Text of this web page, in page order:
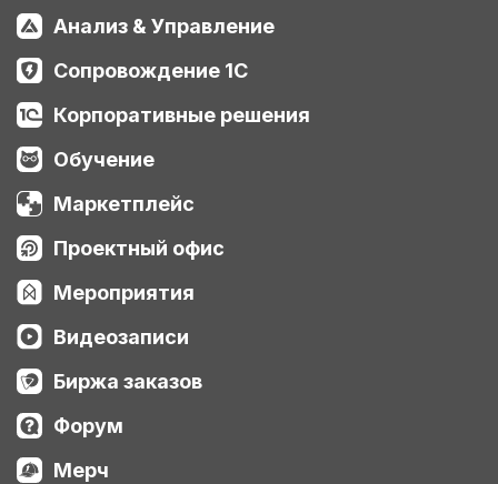
Анализ & Управление
Сопровождение 1С
Корпоративные решения
Обучение
Маркетплейс
Проектный офис
Мероприятия
Видеозаписи
Биржа заказов
Форум
Мерч